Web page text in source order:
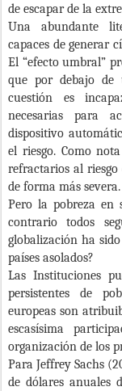
de escapar de la
Una abundante
capaces de generar
El “efecto umbral”
que por debajo
cuestión es
necesarias para
dispositivo
el riesgo. Como
refractarios al
de forma más severa.
Pero la pobreza en
contrario todos
globalización ha
países asolados?
Las Instituciones
persistentes de
europeas son
escasísima
organización de los
Para Jeffrey Sachs
de dólares anuales